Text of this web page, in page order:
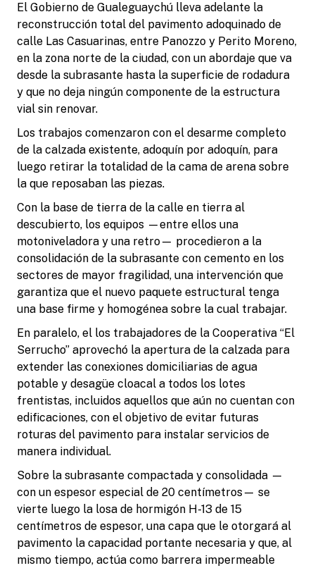
El Gobierno de Gualeguaychú lleva adelante la
reconstrucción total del pavimento adoquinado de
calle Las Casuarinas, entre Panozzo y Perito Moreno,
en la zona norte de la ciudad, con un abordaje que va
desde la subrasante hasta la superficie de rodadura
y que no deja ningún componente de la estructura
vial sin renovar.
Los trabajos comenzaron con el desarme completo
de la calzada existente, adoquín por adoquín, para
luego retirar la totalidad de la cama de arena sobre
la que reposaban las piezas.
Con la base de tierra de la calle en tierra al
descubierto, los equipos —entre ellos una
motoniveladora y una retro— procedieron a la
consolidación de la subrasante con cemento en los
sectores de mayor fragilidad, una intervención que
garantiza que el nuevo paquete estructural tenga
una base firme y homogénea sobre la cual trabajar.
En paralelo, el los trabajadores de la Cooperativa “El
Serrucho” aprovechó la apertura de la calzada para
extender las conexiones domiciliarias de agua
potable y desagüe cloacal a todos los lotes
frentistas, incluidos aquellos que aún no cuentan con
edificaciones, con el objetivo de evitar futuras
roturas del pavimento para instalar servicios de
manera individual.
Sobre la subrasante compactada y consolidada —
con un espesor especial de 20 centímetros— se
vierte luego la losa de hormigón H-13 de 15
centímetros de espesor, una capa que le otorgará al
pavimento la capacidad portante necesaria y que, al
mismo tiempo, actúa como barrera impermeable